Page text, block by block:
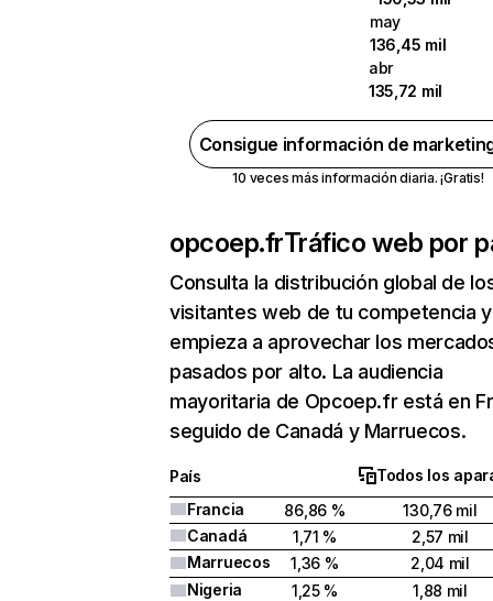
may
136,45 mil
abr
135,72 mil
Consigue información de
10 veces más información diaria. ¡Gratis!
opcoep.frTráfico web por
Consulta la distribución global de
visitantes web de tu competencia y
empieza a aprovechar los
pasados por alto. La audiencia
mayoritaria de Opcoep.fr está en
seguido de Canadá y Marruecos.
País
Todos los
Francia
86,86 %
130,76 mil
Canadá
1,71 %
2,57 mil
Marruecos
1,36 %
2,04 mil
Nigeria
1,25 %
1,88 mil